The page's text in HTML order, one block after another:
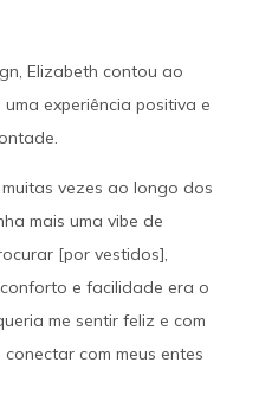
Elizabeth contou ao
experiência positiva e
vezes ao longo dos
mais uma vibe de
[por vestidos],
e facilidade era o
me sentir feliz e com
com meus entes